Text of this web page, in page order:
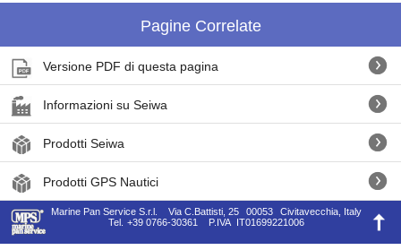
Pagine Correlate
Versione PDF di questa pagina
Informazioni su Seiwa
Prodotti Seiwa
Prodotti GPS Nautici
Marine Pan Service S.r.l. Via C.Battisti, 25 00053
Civitavecchia, Italy
Tel.
+39 0766-30361 P.IVA IT01699221006